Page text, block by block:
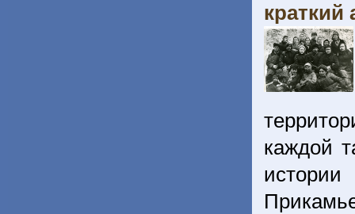
краткий
каждой